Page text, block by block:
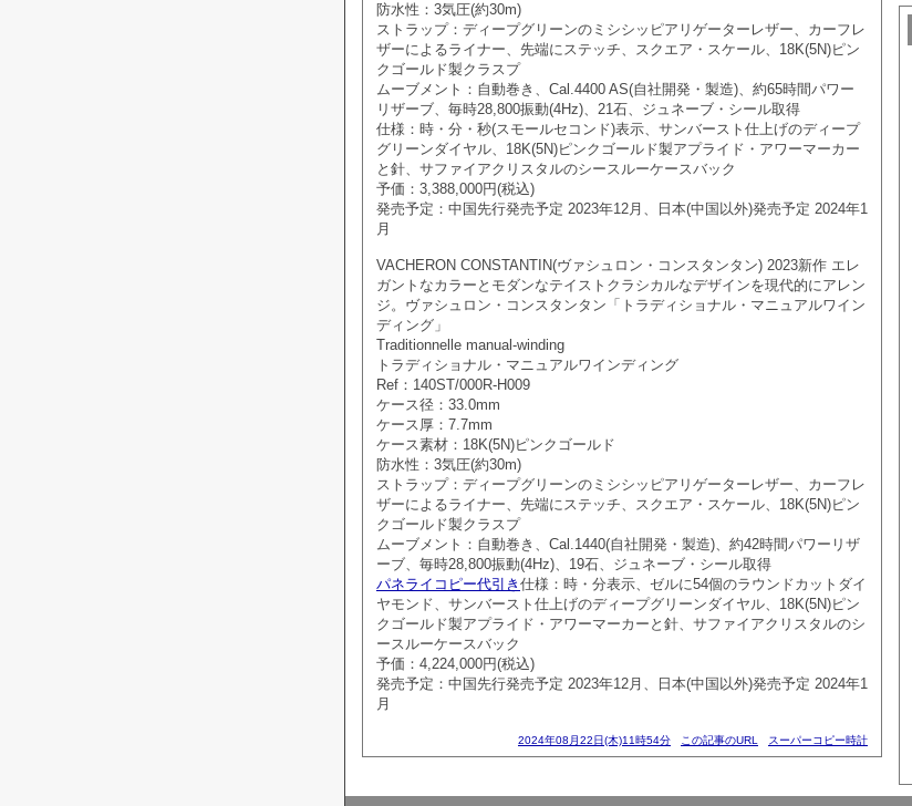
防水性：3気圧(約30m)
ストラップ：ディープグリーンのミシシッピアリゲーターレザー、カーフレ
ザーによるライナー、先端にステッチ、スクエア・スケール、18K(5N)ピン
クゴールド製クラスプ
ムーブメント：自動巻き、Cal.4400 AS(自社開発・製造)、約65時間パワー
リザーブ、毎時28,800振動(4Hz)、21石、ジュネーブ・シール取得
仕様：時・分・秒(スモールセコンド)表示、サンバースト仕上げのディープ
グリーンダイヤル、18K(5N)ピンクゴールド製アプライド・アワーマーカー
と針、サファイアクリスタルのシースルーケースバック
予価：3,388,000円(税込)
発売予定：中国先行発売予定 2023年12月、日本(中国以外)発売予定 2024年1
月
VACHERON CONSTANTIN(ヴァシュロン・コンスタンタン) 2023新作 エレ
ガントなカラーとモダンなテイストクラシカルなデザインを現代的にアレン
ジ。ヴァシュロン・コンスタンタン「トラディショナル・マニュアルワイン
ディング」
Traditionnelle manual-winding
トラディショナル・マニュアルワインディング
Ref：140ST/000R-H009
ケース径：33.0mm
ケース厚：7.7mm
ケース素材：18K(5N)ピンクゴールド
防水性：3気圧(約30m)
ストラップ：ディープグリーンのミシシッピアリゲーターレザー、カーフレ
ザーによるライナー、先端にステッチ、スクエア・スケール、18K(5N)ピン
クゴールド製クラスプ
ムーブメント：自動巻き、Cal.1440(自社開発・製造)、約42時間パワーリザ
ーブ、毎時28,800振動(4Hz)、19石、ジュネーブ・シール取得
パネライコピー代引き 仕様：時・分表示、ゼルに54個のラウンドカットダイ
ヤモンド、サンバースト仕上げのディープグリーンダイヤル、18K(5N)ピン
クゴールド製アプライド・アワーマーカーと針、サファイアクリスタルのシ
ースルーケースバック
予価：4,224,000円(税込)
発売予定：中国先行発売予定 2023年12月、日本(中国以外)発売予定 2024年1
月
2024年08月22日(木)11時54分 この記事のURL スーパーコピー時計